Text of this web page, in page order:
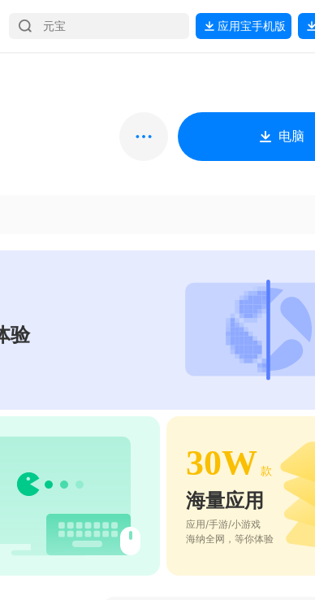
应用宝手机版
电脑
验
30W 款
海量应用
应用/手游/小游戏
海纳全网，等你体验